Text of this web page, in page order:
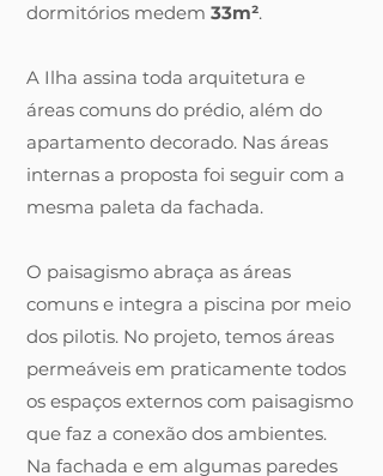
dormitórios medem 33m².
A Ilha assina toda arquitetura e
áreas comuns do prédio, além do
apartamento decorado. Nas áreas
internas a proposta foi seguir com a
mesma paleta da fachada.
O paisagismo abraça as áreas
comuns e integra a piscina por meio
dos pilotis. No projeto, temos áreas
permeáveis em praticamente todos
os espaços externos com paisagismo
que faz a conexão dos ambientes.
Na fachada e em algumas paredes